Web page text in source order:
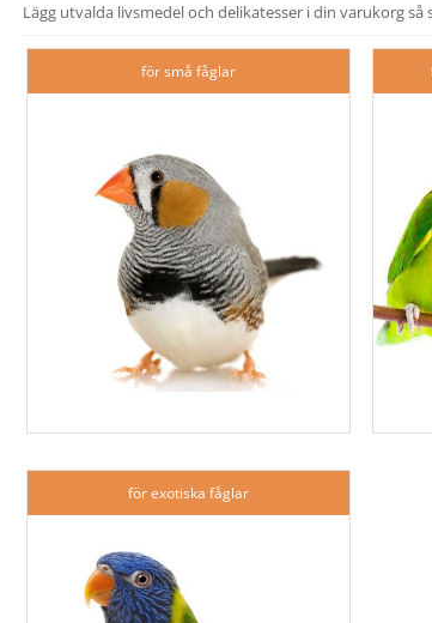
Lägg utvalda livsmedel och delikatesser i din varukorg
för små fåglar
för exotiska fåglar